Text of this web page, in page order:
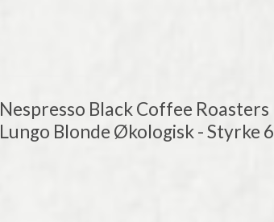
Nespresso Black Coffee Roasters
Lungo Blonde Økologisk - Styrke 6